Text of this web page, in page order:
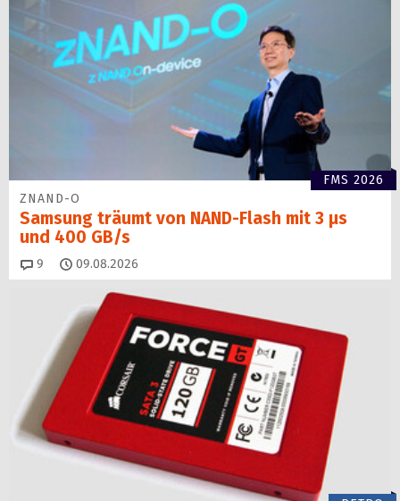
FMS 2026
ZNAND-O
Samsung träumt von NAND-Flash mit 3 µs
und 400 GB/s
9 Kommentare
09.08.2026